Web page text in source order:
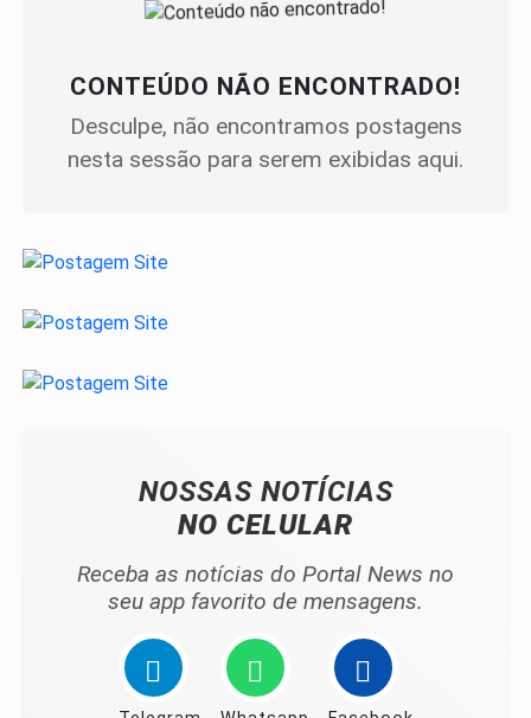
CONTEÚDO NÃO ENCONTRADO!
Desculpe, não encontramos postagens
nesta sessão para serem exibidas aqui.
NOSSAS NOTÍCIAS
NO CELULAR
Receba as notícias do Portal News no
seu app favorito de mensagens.